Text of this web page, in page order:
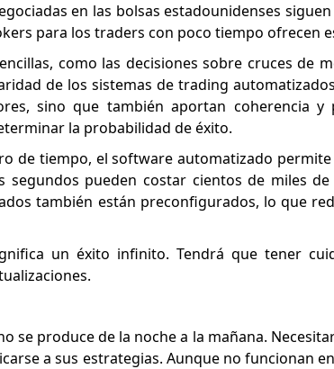
en las bolsas estadounidenses
para los traders con poco tiempo ofrecen
como las decisiones sobre cruces de
de los sistemas de trading
sino que también aportan coherencia y
la probabilidad de éxito.
de tiempo, el software automatizado
pueden costar cientos de miles
también están preconfigurados, lo que
un éxito infinito. Tendrá que tener
se produce de la noche a la mañana.
a sus estrategias. Aunque no funcionan